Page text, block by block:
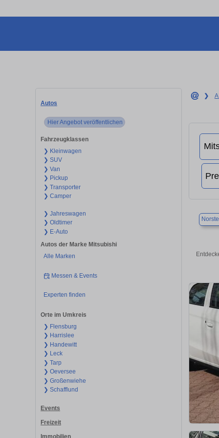
Autos
Hier Angebot veröffentlichen
Fahrzeugklassen
❯ Kleinwagen
❯ SUV
❯ Van
❯ Pickup
❯ Transporter
❯ Camper
❯ Jahreswagen
❯ Oldtimer
❯ E-Auto
Autos der Marke Mitsubishi
Alle Marken
Messen & Events
Experten finden
Orte im Umkreis
❯ Flensburg
❯ Harrislee
❯ Handewitt
❯ Leck
❯ Tarp
❯ Oeversee
❯ Großenwiehe
❯ Schafflund
Events
Freizeit
Immobilien
❯